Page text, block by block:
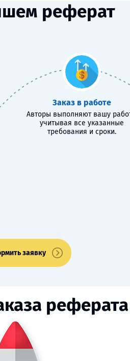
реферат
Заказ в работе
Авторы выполняют вашу
учитывая все указанные
требования и сроки.
заявку
реферата